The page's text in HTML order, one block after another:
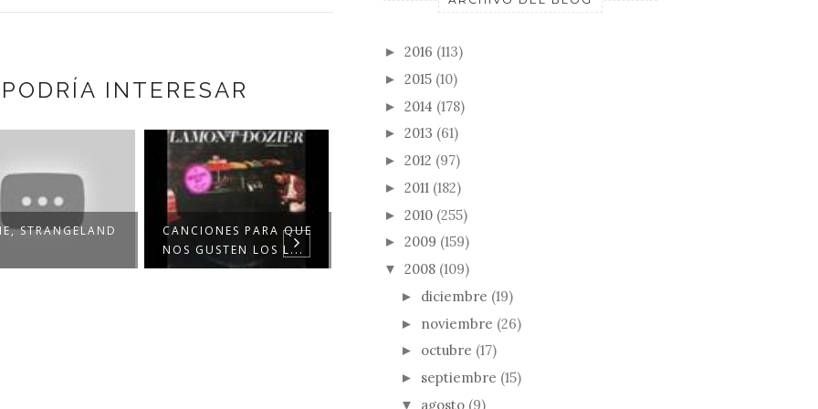
INTERESAR
STRANGELAND
CANCIONES PARA QUE
NOS GUSTEN LOS L...
KYLIE MINOGUE,
APHRODITE
► 2016 (113)
► 2015 (10)
► 2014 (178)
► 2013 (61)
► 2012 (97)
► 2011 (182)
► 2010 (255)
► 2009 (159)
▼ 2008 (109)
► diciembre (19)
► noviembre (26)
► octubre (17)
► septiembre (15)
▼ agosto (9)